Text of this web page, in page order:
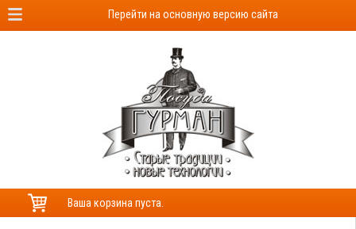
Перейти на основную версию сайта
Ваша корзина пуста.